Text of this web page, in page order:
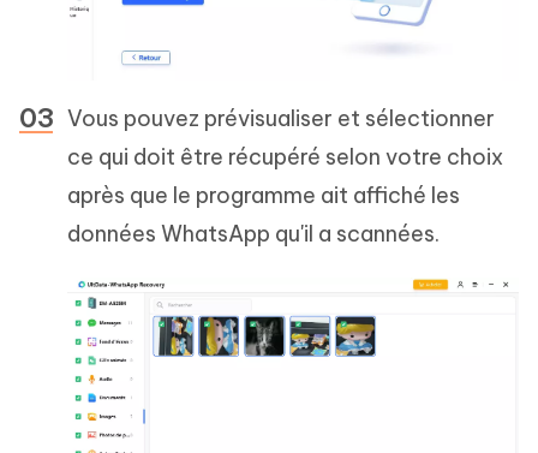
Vous pouvez prévisualiser et sélectionner
ce qui doit être récupéré selon votre choix
après que le programme ait affiché les
données WhatsApp qu'il a scannées.